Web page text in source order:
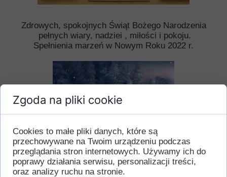
Zdrowych, spokojnych Świąt Bożego Narodzenia
pełnych wiary, nadziei , miłości i pokoju.
Spełnienia marzeń w Nowym Roku 2022 r.
Zgoda na pliki cookie
Cookies to małe pliki danych, które są
przechowywane na Twoim urządzeniu podczas
przeglądania stron internetowych. Używamy ich do
poprawy działania serwisu, personalizacji treści,
oraz analizy ruchu na stronie.